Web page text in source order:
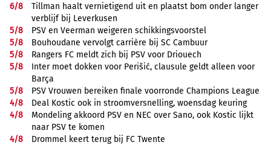
6/8
Tillman haalt vernietigend uit en plaatst bom onder langer
verblijf bij Leverkusen
5/8
PSV en Veerman weigeren schikkingsvoorstel
5/8
Bouhoudane vervolgt carrière bij SC Cambuur
5/8
Rangers FC meldt zich bij PSV voor Driouech
5/8
Inter moet dokken voor Perišić, clausule geldt alleen voor
Barça
5/8
PSV Vrouwen bereiken finale voorronde Champions League
4/8
Deal Kostic ook in stroomversnelling, woensdag keuring
4/8
Mondeling akkoord PSV en NEC over Sano, ook Kostic lijkt
naar PSV te komen
4/8
Drommel keert terug bij FC Twente